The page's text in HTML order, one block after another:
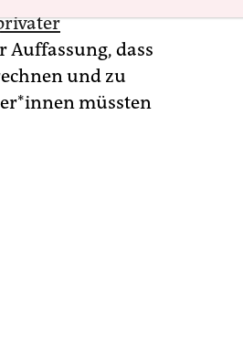
Auffassung, dass
und zu
müssten